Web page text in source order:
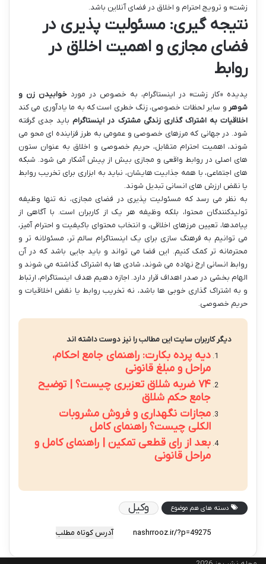
زشت» و ترویج احترام و اخلاق در فضای آنلاین باشد.
نتیجه گیری: مسئولیت پذیری در
فضای مجازی و اهمیت اخلاق در
روابط
پدیده «کار زشت» در اینستاگرام، به خصوص در مورد خوابیدن زن و
شوهر و سایر لحظات خصوصی، زنگ خطری است که به ما یادآوری می کند
اخلاقیات به اشتراک گذاری زندگی مشترک در اینستاگرام باید جدی گرفته
شود. در جهانی که مرزهای خصوصی و عمومی به طرز فزاینده ای محو می
شوند، اهمیت احترام متقابل، حریم خصوصی و اخلاق به عنوان ستون
های اصلی در روابط واقعی و مجازی بیش از پیش آشکار می شود. شبکه
های اجتماعی، با همه جذابیت هایشان، نباید به ابزاری برای تخریب روابط
یا نقض ارزش های انسانی تبدیل شوند.
به نظر می رسد که مسئولیت پذیری در فضای مجازی، نه تنها وظیفه
تولیدکنندگان محتوا، بلکه وظیفه هر یک از کاربران است. با آگاهی از
پیامدها، تعیین مرزهای اخلاقی، و انتخاب محتوای باکیفیت و احترام آمیز،
می توانیم به فرهنگ سازی برای یک اینستاگرام سالم تر، مسئولانه تر و
محترمانه تر کمک کنیم. این فضا می تواند و باید جایی باشد که در آن
روابط انسانی ارج نهاده می شوند، شادی ها به اشتراک گذاشته می شوند و
الهام بخشی در صدر اهداف قرار دارد. اجازه دهیم هدف اینستاگرام، ارتباط
و به اشتراک گذاری خوبی ها باشد، نه تخریب روابط یا نقض اخلاقیات و
حریم خصوصی.
دیگر کاربران سایت این مطالب را نیز دوست داشته اند
دیه پرده بکارت: راهنمای جامع احکام،
مراحل و مبلغ قانونی
۷۴ ضربه شلاق تعزیری چیست؟ | توضیح
جامع حکم شلاق
مجازات نگهداری و فروش مشروبات
الکلی چیست؟ راهنمای کامل
بعد از رای قطعی تمکین | راهنمای کامل و
مراحل قانونی
دسته های هم موضوع وکیل
آدرس کوتاه مطلب